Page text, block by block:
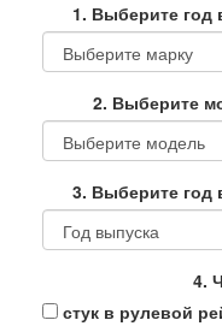
1. Выберите год
2. Выберите
3. Выберите год
4.
стук в рулевой